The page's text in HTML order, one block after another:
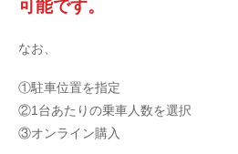
可能です。
なお、
①駐車位置を指定
②1台あたりの乗車人数を選択
③オンライン購入